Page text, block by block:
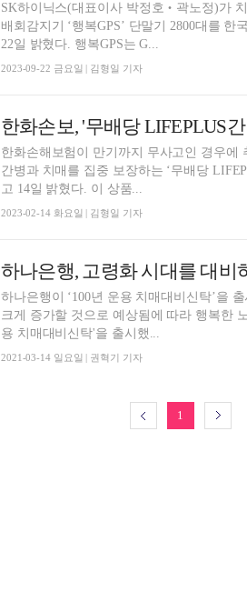
SK하이닉스(대표이사 박정호‧곽노정)가
배회감지기 ‘행복GPS’ 단말기 2800대를
22일 밝혔다. 행복GPS는 G...
2023-09-22 금요일 | 김형일 기자
한화손보, '무배당 LIFEPLUS
한화손해보험이 만기까지 무사고인 경우에
간병과 치매를 집중 보장하는 ‘무배당
고 14일 밝혔다. 이 상품...
2023-02-14 화요일 | 김형일 기자
하나은행이 ‘100년 운용 치매대비신탁’을
크게 증가할 것으로 예상됨에 따라 행복한
용 치매대비신탁'을 출시했...
2021-03-14 일요일 | 권혁기 기자
1